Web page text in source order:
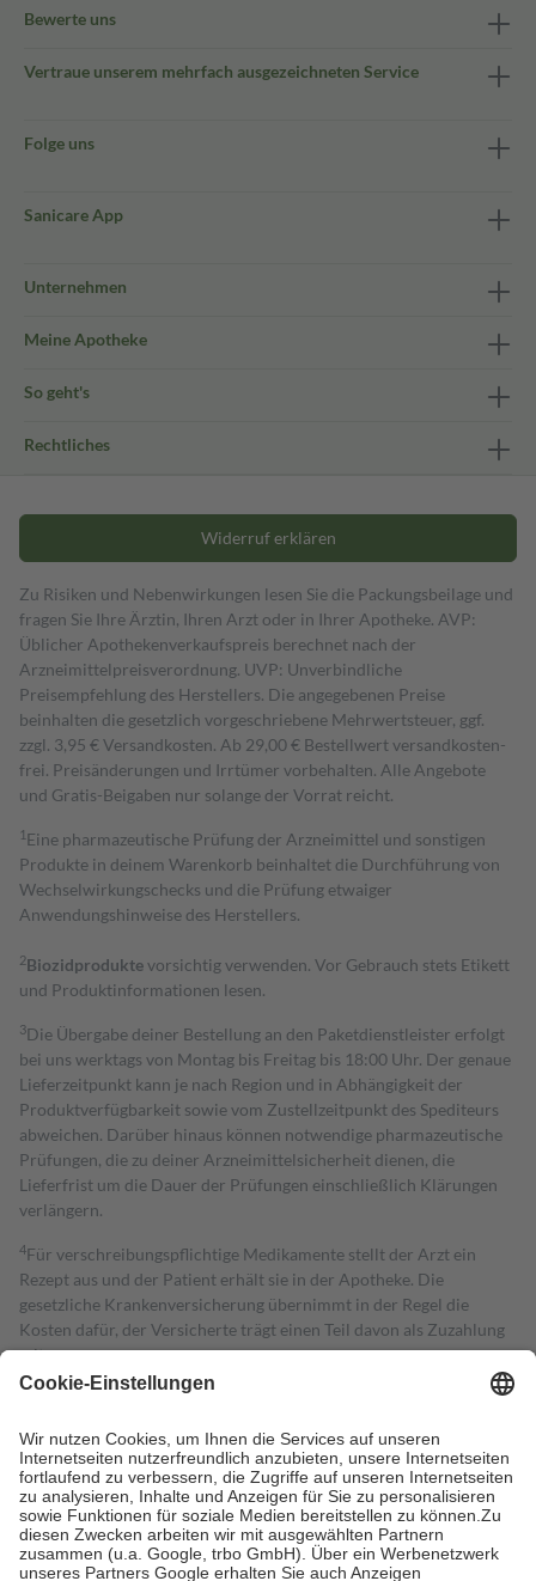
Bewerte uns
Vertraue unserem mehrfach ausgezeichneten Service
Folge uns
Sanicare App
Unternehmen
Meine Apotheke
So geht's
Rechtliches
Widerruf erklären
Zu Risiken und Nebenwirkungen lesen Sie die Packungsbeilage und
fragen Sie Ihre Ärztin, Ihren Arzt oder in Ihrer Apotheke. AVP:
Üblicher Apothekenverkaufspreis berechnet nach der
Arzneimittelpreisverordnung. UVP: Unverbindliche
Preisempfehlung des Herstellers. Die angegebenen Preise
beinhalten die gesetzlich vorgeschriebene Mehrwertsteuer, ggf.
zzgl. 3,95 € Versandkosten. Ab 29,00 € Bestell­wert versand­kosten­
frei. Preisänderungen und Irrtümer vorbehalten. Alle Angebote
und Gratis-Beigaben nur solange der Vorrat reicht.
1 Eine pharmazeutische Prüfung der Arzneimittel und sonstigen
Produkte in deinem Warenkorb beinhaltet die Durchführung von
Wechselwirkungschecks und die Prüfung etwaiger
Anwendungshinweise des Herstellers.
2Biozidproduktevorsichtig verwenden. Vor Gebrauch stets Etikett
und Produktinformationen lesen.
3Die Übergabe deiner Bestellung an den Paketdienstleister erfolgt
bei uns werktags von Montag bis Freitag bis 18:00 Uhr. Der genaue
Lieferzeitpunkt kann je nach Region und in Abhängigkeit der
Produktverfügbarkeit sowie vom Zustellzeitpunkt des Spediteurs
abweichen. Darüber hinaus können notwendige pharmazeutische
Prüfungen, die zu deiner Arzneimittelsicherheit dienen, die
Lieferfrist um die Dauer der Prüfungen einschließlich Klärungen
verlängern.
4Für verschreibungspflichtige Medikamente stellt der Arzt ein
Rezept aus und der Patient erhält sie in der Apotheke. Die
gesetzliche Krankenversicherung übernimmt in der Regel die
Kosten dafür, der Versicherte trägt einen Teil davon als Zuzahlung
mit.
Grundsätzlich leisten Mitglieder Zuzahlungen in Höhe von zehn
höchstens zehn Euro.
Es sind jedoch nie mehr als die tatsächlichen
Kosten der Leistung zu entrichten.
Diese Regeln gelten grundsätzlich auch für Online-Apotheken.
Bei Heilmitteln und häuslicher Krankenpflege beträgt die
Zuzahlung zehn Prozent der Kosten sowie zehn Euro je
Verordnung.